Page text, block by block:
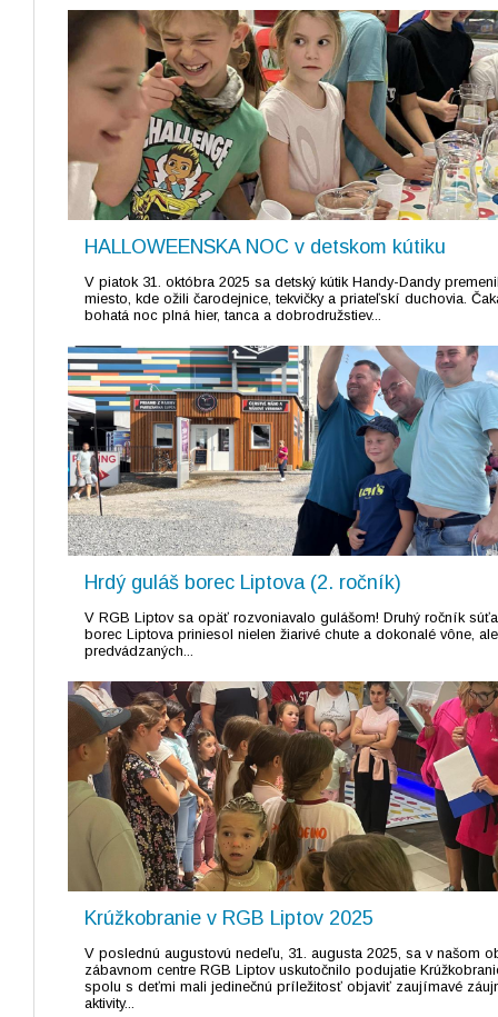
HALLOWEENSKA NOC v detskom kútiku
V piatok 31. októbra 2025 sa detský kútik Handy-Dandy
miesto, kde ožili čarodejnice, tekvičky a priateľskí duchovia.
bohatá noc plná hier, tanca a dobrodružstiev...
Hrdý guláš borec Liptova (2. ročník)
V RGB Liptov sa opäť rozvoniavalo gulášom! Druhý ročník
borec Liptova priniesol nielen žiarivé chute a dokonalé vône,
predvádzaných...
Krúžkobranie v RGB Liptov 2025
V poslednú augustovú nedeľu, 31. augusta 2025, sa v našom
zábavnom centre RGB Liptov uskutočnilo podujatie
spolu s deťmi mali jedinečnú príležitosť objaviť zaujímavé
aktivity...